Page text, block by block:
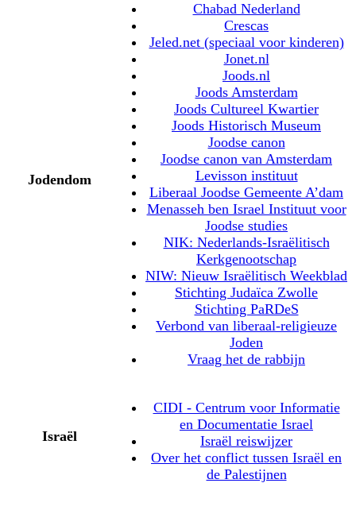
Jodendom
Chabad Nederland
Crescas
Jeled.net (speciaal voor kinderen)
Jonet.nl
Joods.nl
Joods Amsterdam
Joods Cultureel Kwartier
Joods Historisch Museum
Joodse canon
Joodse canon van Amsterdam
Levisson instituut
Liberaal Joodse Gemeente A’dam
Menasseh ben Israel Instituut voor
Joodse studies
NIK: Nederlands-Israëlitisch
Kerkgenootschap
NIW: Nieuw Israëlitisch Weekblad
Stichting Judaïca Zwolle
Stichting PaRDeS
Verbond van liberaal-religieuze
Joden
Vraag het de rabbijn
Israël
CIDI - Centrum voor Informatie
en Documentatie Israel
Israël reiswijzer
Over het conflict tussen Israël en
de Palestijnen